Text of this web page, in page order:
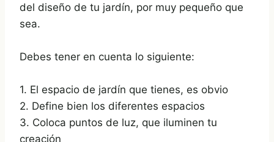
del diseño de tu jardín, por muy pequeño que
sea.
Debes tener en cuenta lo siguiente:
1. El espacio de jardín que tienes, es obvio
2. Define bien los diferentes espacios
3. Coloca puntos de luz, que iluminen tu
creación